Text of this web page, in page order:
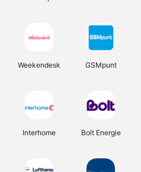
Weekendesk GSMpunt
Interhome Bolt Energie